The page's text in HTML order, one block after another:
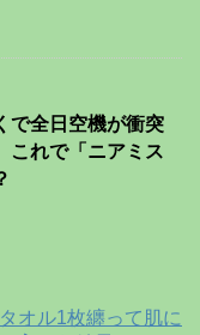
で全日空機が衝突
これで「ニアミス
オル1枚纏って肌に